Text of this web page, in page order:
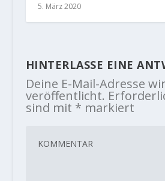
5. März 2020
HINTERLASSE EINE
Deine E-Mail-Adresse
veröffentlicht.
sind mit * markiert